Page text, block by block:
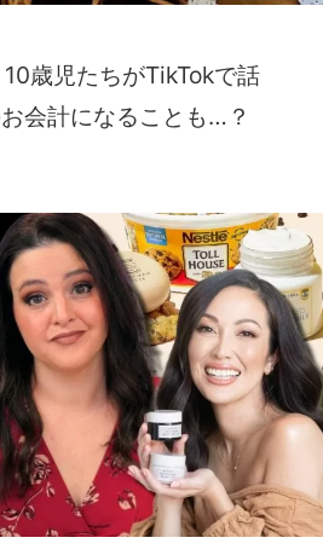
歳児たちがTikTokで話
会計になることも…？